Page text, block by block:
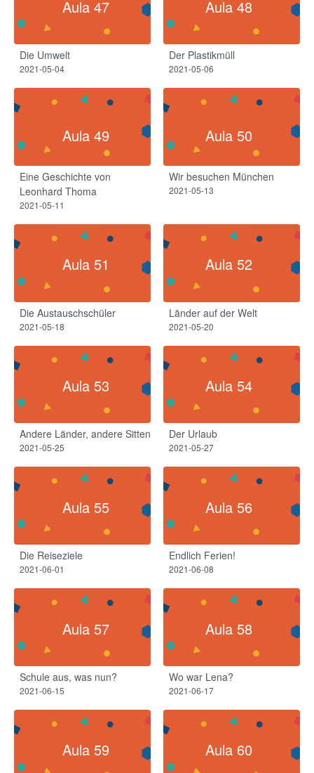
Aula 47
Die Umwelt
2021-05-04
Aula 48
Der Plastikmüll
2021-05-06
Aula 49
Eine Geschichte von
Leonhard Thoma
2021-05-11
Aula 50
Wir besuchen München
2021-05-13
Aula 51
Die Austauschschüler
2021-05-18
Aula 52
Länder auf der Welt
2021-05-20
Aula 53
Andere Länder, andere Sitten
2021-05-25
Aula 54
Der Urlaub
2021-05-27
Aula 55
Die Reiseziele
2021-06-01
Aula 56
Endlich Ferien!
2021-06-08
Aula 57
Schule aus, was nun?
2021-06-15
Aula 58
Wo war Lena?
2021-06-17
Aula 59 Aula 60